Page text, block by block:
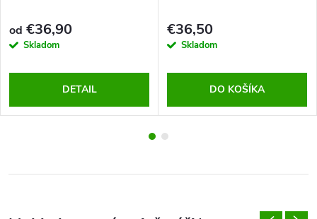
od €36,90
Skladom
DETAIL
€36,50
Skladom
DO KOŠÍKA